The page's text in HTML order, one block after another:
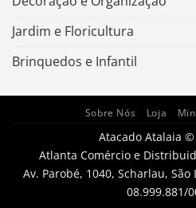
Jardim e Floricultura
Brinquedos e Infantil
Sobre Nós Loja
Atacado Atalaia ©
Atlanta Comércio e
Av. Parobé, 1040, Scharlau, São
08.999.881/